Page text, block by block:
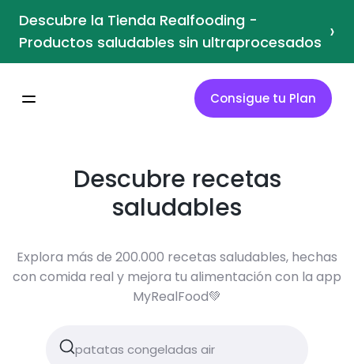
Descubre la Tienda Realfooding -
Productos saludables sin ultraprocesados ›
Consigue tu Plan
Descubre recetas
saludables
Explora más de 200.000 recetas saludables, hechas
con comida real y mejora tu alimentación con la app
MyRealFood💚